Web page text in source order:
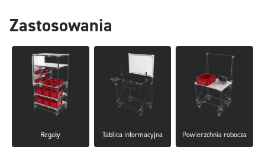
Zastosowania
Regały Tablica informacyjna Powierzchnia robocza